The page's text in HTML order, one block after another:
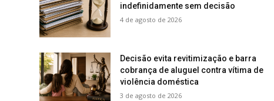
indefinidamente sem decisão
4 de agosto de 2026
Decisão evita revitimização e barra
cobrança de aluguel contra vítima de
violência doméstica
3 de agosto de 2026